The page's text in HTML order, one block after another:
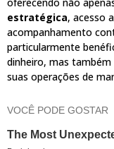
oferecendo não
estratégica, acesso
acompanhamento
particularmente
dinheiro, mas
suas operações de